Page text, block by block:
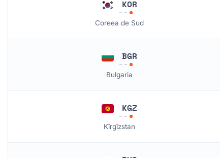
KOR
Coreea de Sud
BGR
Bulgaria
KGZ
Kîrgîzstan